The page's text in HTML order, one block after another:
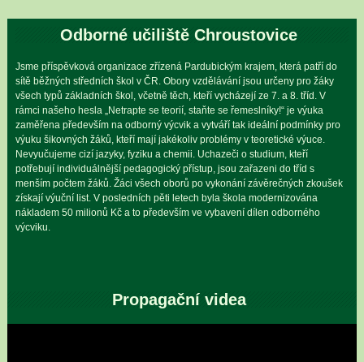
Odborné učiliště Chroustovice
Jsme příspěvková organizace zřízená Pardubickým krajem, která patří do
sítě běžných středních škol v ČR. Obory vzdělávání jsou určeny pro žáky
všech typů základních škol, včetně těch, kteří vycházejí ze 7. a 8. tříd. V
rámci našeho hesla „Netrapte se teorií, staňte se řemeslníky!“ je výuka
zaměřena především na odborný výcvik a vytváří tak ideální podmínky pro
výuku šikovných žáků, kteří mají jakékoliv problémy v teoretické výuce.
Nevyučujeme cizí jazyky, fyziku a chemii. Uchazeči o studium, kteří
potřebují individuálnější pedagogický přístup, jsou zařazeni do tříd s
menším počtem žáků. Žáci všech oborů po vykonání závěrečných zkoušek
získají výuční list. V posledních pěti letech byla škola modernizována
nákladem 50 milionů Kč a to především ve vybavení dílen odborného
výcviku.
Propagační videa